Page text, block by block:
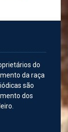
do
da raça
são
dos